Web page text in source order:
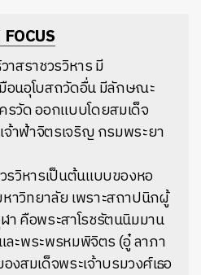
าสราชวรวิหารมี
อนอุโบสถวัดอื่น มีลักษณะ
รวัด ออกแบบโดยสมเด็จ
จ้าฟ้าจิตรเจริญ กรมพระยา
รวิหารเป็นต้นแบบของหอ
าวิทยาลัย เพราะสถาปนิกผู้
คือพระสาโรชรัตนนิมมาน
ละพระพรหมพิจิตร (อู๋ ลาภา
งสมเด็จพระเจ้าบรมวงศ์เธอ